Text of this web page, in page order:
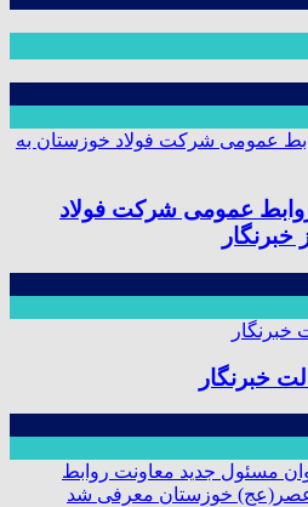
عمومی شرکت فولاد
خبرنگار